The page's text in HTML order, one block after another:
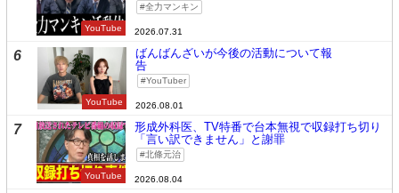
YouTube
全力マンキン
2026.07.31
6
YouTube
ばんばんざいが今後の活動について報
告
YouTuber
2026.08.01
7
YouTube
形成外科医、TV特番で台本無視で収録打ち切り
「言い訳できません」と謝罪
北條元治
2026.08.04